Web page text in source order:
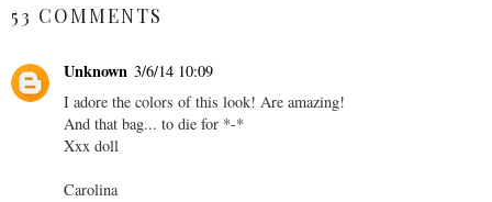
53 COMMENTS
Unknown 3/6/14 10:09
I adore the colors of this look! Are amazing!
And that bag... to die for *-*
Xxx doll
Carolina